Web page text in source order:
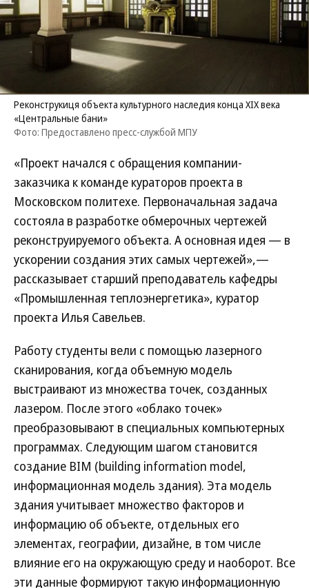
Реконструкиця объекта культурного наследия конца XIX века
«Центральные бани»
Фото: Предоставлено пресс-службой МПУ
«Проект начался с обращения компании-
заказчика к команде кураторов проекта в
Московском политехе. Первоначальная задача
состояла в разработке обмерочных чертежей
реконструируемого объекта. А основная идея — в
ускорении создания этих самых чертежей»,—
рассказывает старший преподаватель кафедры
«Промышленная теплоэнергетика», куратор
проекта Илья Савельев.
Работу студенты вели с помощью лазерного
сканирования, когда объемную модель
выстраивают из множества точек, созданных
лазером. После этого «облако точек»
преобразовывают в специальных компьютерных
программах. Следующим шагом становится
создание BIM (building information model,
информационная модель здания). Эта модель
здания учитывает множество факторов и
информацию об объекте, отдельных его
элементах, географии, дизайне, в том числе
влияние его на окружающую среду и наоборот. Все
эти данные формируют такую информационную